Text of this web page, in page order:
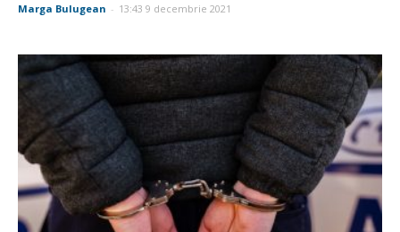
Marga Bulugean - 13:43 9 decembrie 2021